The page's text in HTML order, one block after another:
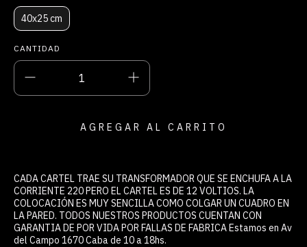
40x25 cm
CANTIDAD
CADA CARTEL TRAE SU TRANSFORMADOR QUE SE ENCHUFA A LA
CORRIENTE 220 PERO EL CARTEL ES DE 12 VOLTIOS. LA
COLOCACIÓN ES MUY SENCILLA COMO COLGAR UN CUADRO EN
LA PARED. TODOS NUESTROS PRODUCTOS CUENTAN CON
GARANTIA DE POR VIDA POR FALLAS DE FABRICA Estamos en Av
del Campo 1670 Caba de 10 a 18hs.